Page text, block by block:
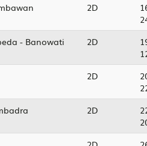
2D
- Banowati 2D
2D
2D